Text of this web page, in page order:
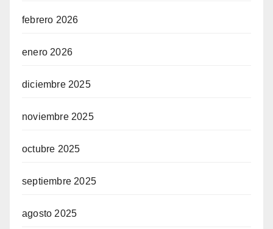
febrero 2026
enero 2026
diciembre 2025
noviembre 2025
octubre 2025
septiembre 2025
agosto 2025